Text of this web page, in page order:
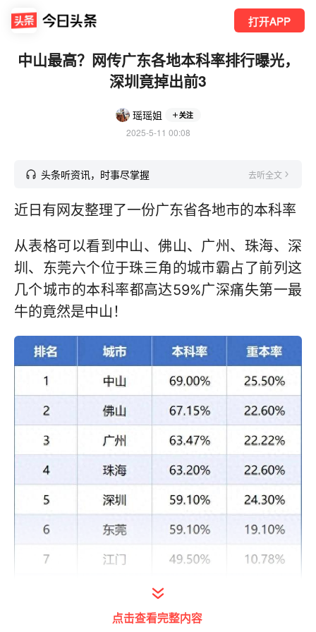
打开APP
中山最高？网传广东各地本科率排行曝光，
深圳竟掉出前3
瑶瑶姐 关注
2025-5-11 00:08
头条听资讯，时事尽掌握 去听全文
近日有网友整理了一份广东省各地市的本科率
从表格可以看到中山、佛山、广州、珠海、深
圳、东莞六个位于珠三角的城市霸占了前列这
几个城市的本科率都高达59%广深痛失第一最
牛的竟然是中山！
点击查看完整内容